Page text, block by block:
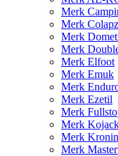
Merk
Merk Colapz
Merk
Merk
Merk Elfoot
Merk Emuk
Merk
Merk Ezetil
Merk
Merk
Merk
Merk